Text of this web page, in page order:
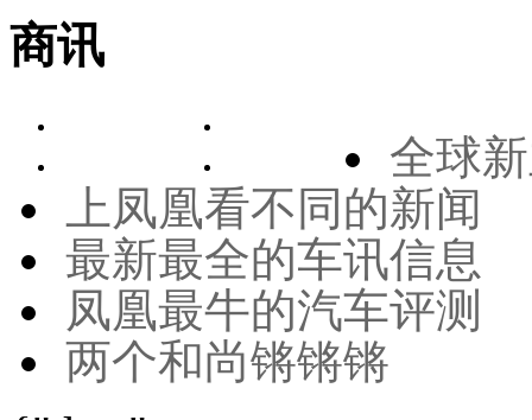
商讯
全球
上凤凰看不同的新闻
最新最全的车讯信息
凤凰最牛的汽车评测
两个和尚锵锵锵